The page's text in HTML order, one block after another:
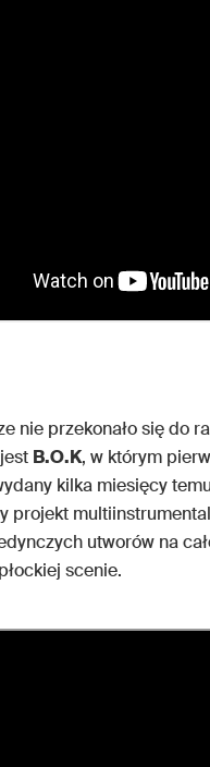
nie przekonało się do
B.O.K, w którym
kilka miesięcy
projekt
utworów na
scenie.